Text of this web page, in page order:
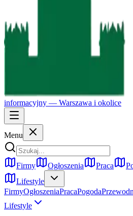
informacyjny — Warszawa i okolice
Menu
Firmy Ogłoszenia Praca
Lifestyle
FirmyOgłoszeniaPracaPogoda
Lifestyle